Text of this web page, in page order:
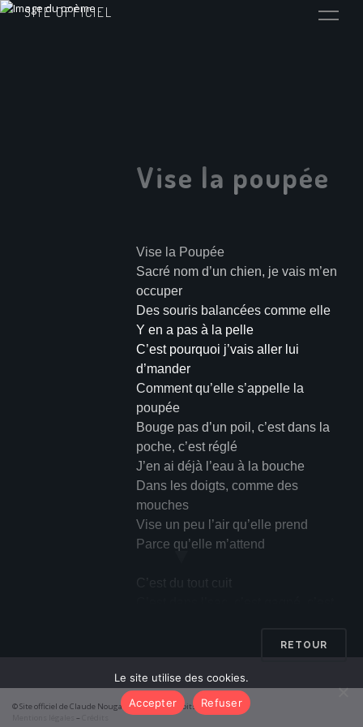
SITE OFFICIEL
Vise la poupée
Vise la Poupée
Sacré nom d’un chien, je vais m’en
occuper
Des souris balancées comme elle
Y en a pas à la pelle
C’est pourquoi j’vais aller lui
d’mander
Comment qu’elle s’appelle la
poupée
Bouge pas d’un poil, c’est dans la
poche, c’est réglé
J’en ai déjà l’eau à la bouche
Dans les doigts, comme des
mouches
Vise un peu l’air qu’elle prend
Parce qu’elle m’attend
C’est du tout cuit
J’suis tellement sûr de mon affaire
Et boire à ta santé ; salut vieux frère
Quand j’suis revenu
▼
RETOUR
© Site officiel de Claude Nougaro 2026 – Tous droits réservés
–
Le site utilise des cookies.
Accepter
Refuser